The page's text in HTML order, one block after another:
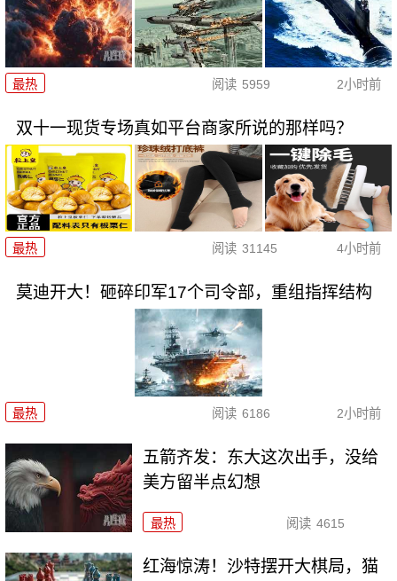
最热 阅读 5959 2小时前
双十一现货专场真如平台商家所说的那样吗？
最热 阅读 31145 4小时前
莫迪开大！砸碎印军17个司令部，重组指挥结构
最热 阅读 6186 2小时前
五箭齐发：东大这次出手，没给
美方留半点幻想
最热 阅读 4615
红海惊涛！沙特摆开大棋局，猫